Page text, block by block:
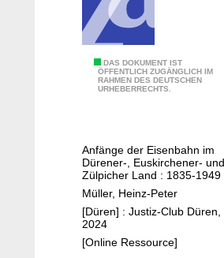
i
r
a
b
e
i
"
n
s
t
r
a
g
t
e
DAS DOKUMENT IST
ÖFFENTLICH ZUGÄNGLICH IM
RAHMEN DES DEUTSCHEN
URHEBERRECHTS.
e
u
e
r
E
i
Anfänge der Eisenbahn im
Dürener-, Euskirchener- und
Zülpicher Land : 1835-1949
Müller, Heinz-Peter
[Düren] : Justiz-Club Düren,
2024
[Online Ressource]